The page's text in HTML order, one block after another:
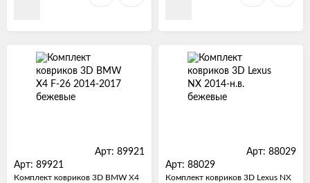
Арт: 89921
Арт: 89921
Комплект ковриков 3D BMW X4
Арт: 88029
Арт: 88029
Комплект ковриков 3D Lexus NX